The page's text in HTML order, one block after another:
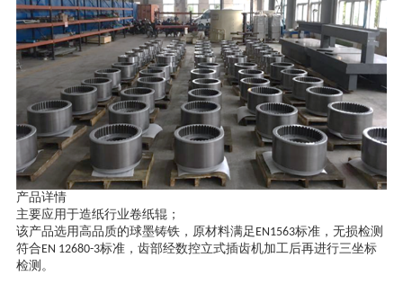
产品详情
主要应用于造纸行业卷纸辊；
该产品选用高品质的球墨铸铁，原材料满足EN1563标准，无损检测
符合EN 12680-3标准，齿部经数控立式插齿机加工后再进行三坐标
检测。